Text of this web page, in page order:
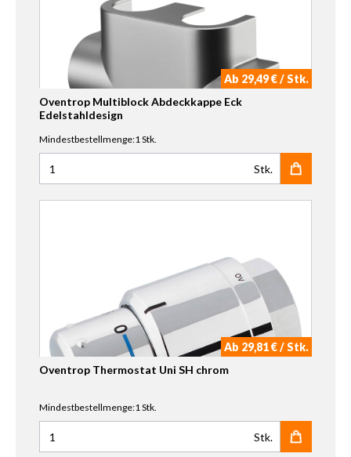
Ab 29,49 € / Stk.
Oventrop Multiblock Abdeckkappe Eck
Edelstahldesign
Mindestbestellmenge:1 Stk.
Anzahl für Oventrop Multiblock Abdeckkappe Eck
Stk.
Ab 29,81 € / Stk.
Oventrop Thermostat Uni SH chrom
Mindestbestellmenge:1 Stk.
Anzahl für Oventrop Thermostat Uni SH chrom
Stk.